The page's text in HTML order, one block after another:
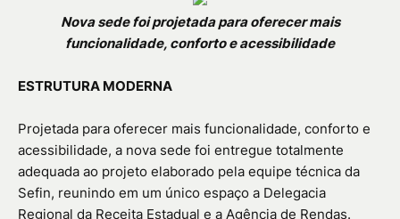
Nova sede foi projetada para oferecer mais
funcionalidade, conforto e acessibilidade
ESTRUTURA MODERNA
Projetada para oferecer mais funcionalidade, conforto e
acessibilidade, a nova sede foi entregue totalmente
adequada ao projeto elaborado pela equipe técnica da
Sefin, reunindo em um único espaço a Delegacia
Regional da Receita Estadual e a Agência de Rendas.